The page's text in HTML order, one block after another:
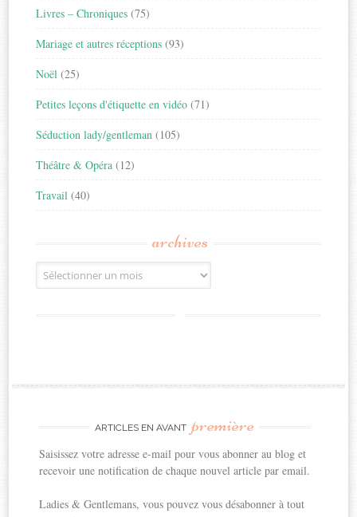
Livres – Chroniques (75)
Mariage et autres réceptions (93)
Noël (25)
Petites leçons d'étiquette en vidéo (71)
Séduction lady/gentleman (105)
Théâtre & Opéra (12)
Travail (40)
archives
Archives
ARTICLES EN AVANT première
Saisissez votre adresse e-mail pour vous abonner au blog et
recevoir une notification de chaque nouvel article par email.
Ladies & Gentlemans, vous pouvez vous désabonner à tout